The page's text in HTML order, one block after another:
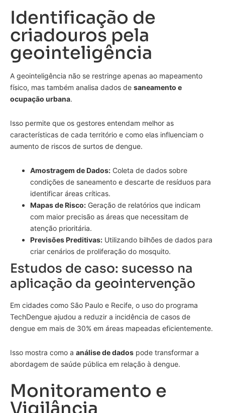
Identificação de
criadouros pela
geointeligência
A geointeligência não se restringe apenas ao mapeamento
físico, mas também analisa dados de saneamento e
ocupação urbana.
Isso permite que os gestores entendam melhor as
características de cada território e como elas influenciam o
aumento de riscos de surtos de dengue.
Amostragem de Dados: Coleta de dados sobre
condições de saneamento e descarte de resíduos para
identificar áreas críticas.
Mapas de Risco: Geração de relatórios que indicam
com maior precisão as áreas que necessitam de
atenção prioritária.
Previsões Preditivas: Utilizando bilhões de dados para
criar cenários de proliferação do mosquito.
Estudos de caso: sucesso na
aplicação da geointervenção
Em cidades como São Paulo e Recife, o uso do programa
TechDengue ajudou a reduzir a incidência de casos de
dengue em mais de 30% em áreas mapeadas eficientemente.
Isso mostra como a análise de dados pode transformar a
abordagem de saúde pública em relação à dengue.
Monitoramento e
Vigilância